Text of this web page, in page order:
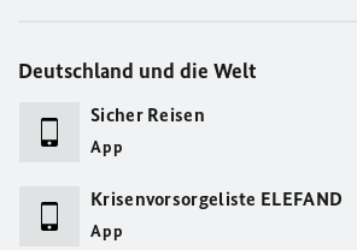
Deutschland und die Welt
Sicher Reisen
App
Krisenvorsorgeliste ELEFAND
App